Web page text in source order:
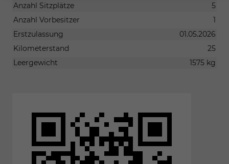
Anzahl Sitzplätze
5
Anzahl Vorbesitzer
1
Erstzulassung
01.05.2026
Kilometerstand
25
Leergewicht
1575 kg